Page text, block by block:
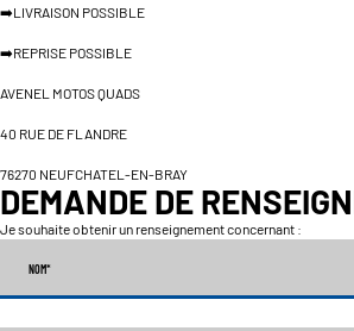
➡️LIVRAISON POSSIBLE
➡️REPRISE POSSIBLE
AVENEL MOTOS QUADS
40 RUE DE FLANDRE
76270 NEUFCHATEL-EN-BRAY
DEMANDE DE
Je souhaite obtenir un renseignement concernant :
NOM*